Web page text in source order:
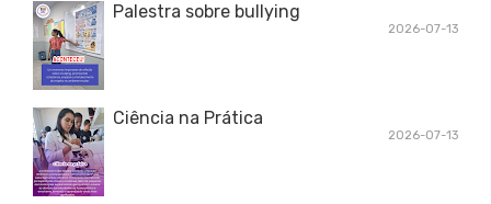
Palestra sobre bullying
2026-07-13
Ciência na Prática
2026-07-13